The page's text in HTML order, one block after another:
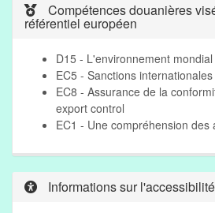
Compétences douanières
référentiel européen
D15 - L'environnement
EC5 - Sanctions internationales
EC8 - Assurance de la
export control
EC1 - Une compréhension des
Informations sur l'accessibilité